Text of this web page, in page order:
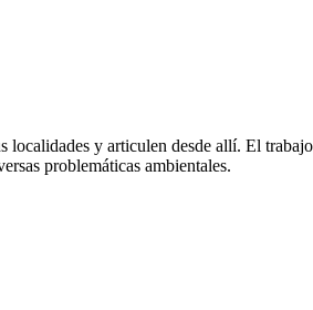
localidades y articulen desde allí. El
problemáticas ambientales.